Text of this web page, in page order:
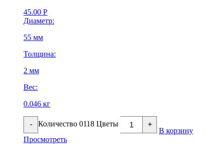
45.00 Р
Диаметр:
55 мм
Толщина:
2 мм
Вес:
0.046 кг
- Количество 0118 Цветы +
В корзину
Просмотреть